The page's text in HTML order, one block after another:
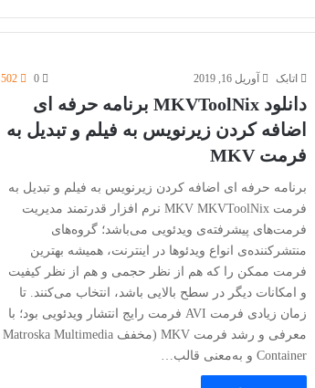
اتابک آوریل 16, 2019 0
502
دانلود MKVToolNix برنامه حرفه ای
اضافه کردن زیرنویس به فیلم و تبدیل به
فرمت MKV
برنامه حرفه ای اضافه کردن زیرنویس به فیلم و تبدیل به
فرمت MKV MKVToolNix نرم افزار قدرتمند مدیریت
فرمت‌های پیشرفته‌ی ویدئویی می‌باشد؛ گروه‌های
منتشرکننده‌ی انواع ویدئوها در اینترنت، همیشه بهترین
فرمت ممکن را که هم از نظر حجمی و هم از نظر کیفیت
و امکانات دیگر در سطح بالایی باشد، انتخاب می‌کنند. تا
زمان زیادی فرمت AVI فرمت رایج انتشار ویدئویی بود؛ با
معرفی و رشد فرمت MKV (مخفف Matroska Multimedia
Container و به‌معنی قالب…